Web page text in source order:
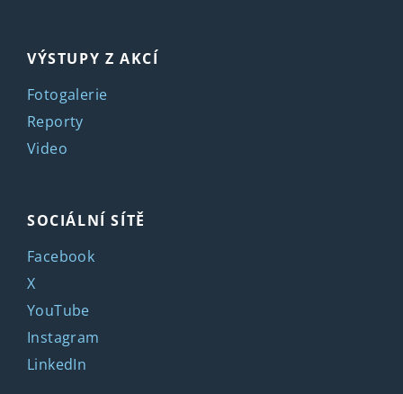
VÝSTUPY Z AKCÍ
Fotogalerie
Reporty
Video
SOCIÁLNÍ SÍTĚ
Facebook
X
YouTube
Instagram
LinkedIn